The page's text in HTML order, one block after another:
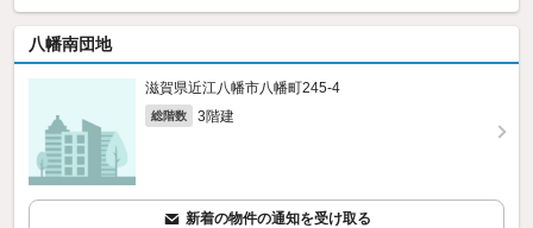
八幡南団地
滋賀県近江八幡市八幡町245‐4
総階数 3階建
新着の物件の通知を受け取る